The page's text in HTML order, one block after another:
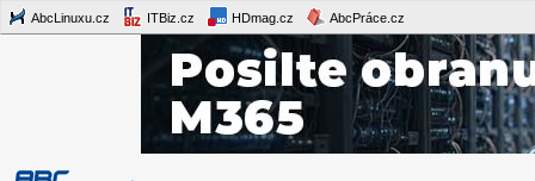
AbcLinuxu.cz ITBiz.cz HDmag.cz AbcPráce.cz